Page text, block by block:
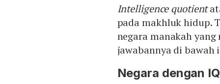
Intelligence quotient
pada makhluk hidup.
negara manakah
jawabannya di bawah
Negara dengan